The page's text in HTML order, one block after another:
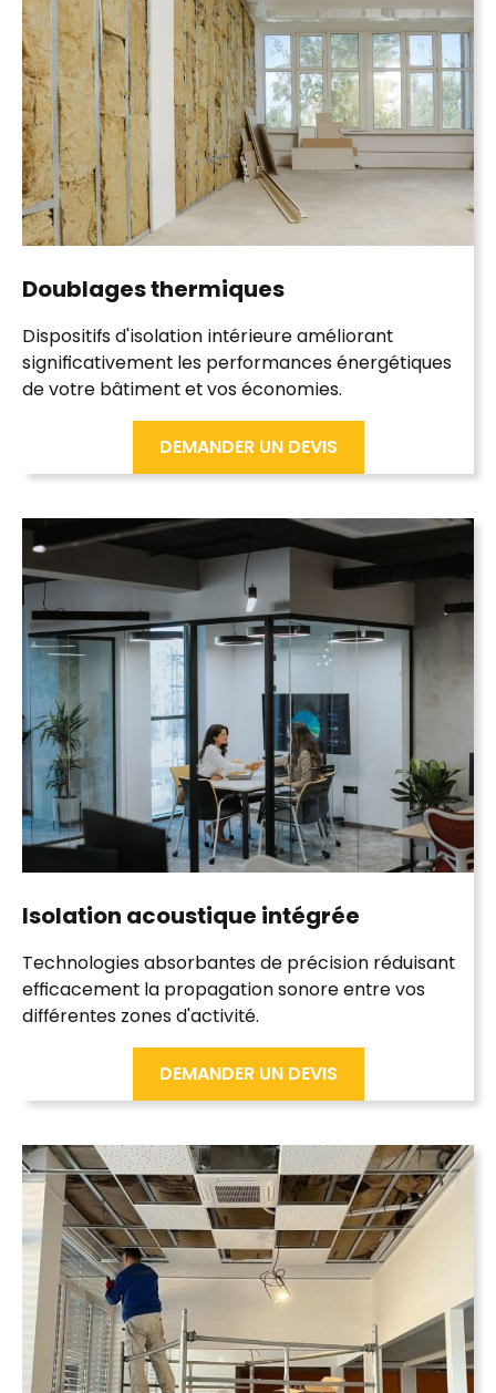
Doublagesthermiques
Dispositifs d'isolation intérieure améliorant
significativement les performances énergétiques
de votre bâtiment et vos économies.
DEMANDER UN DEVIS
Isolation acoustique intégrée
Technologies absorbantes de précision réduisant
efficacement la propagation sonore entre vos
différentes zones d'activité.
DEMANDER UN DEVIS